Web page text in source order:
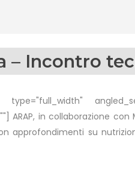
– Incontro
type="full_width"
in collaborazione con
approfondimenti su